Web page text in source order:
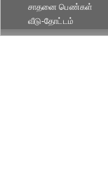
சாதனை பெண்கள்
வீடு-தோட்டம்